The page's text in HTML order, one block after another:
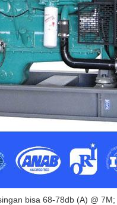
bisa 68-78db (A) @ 7M;